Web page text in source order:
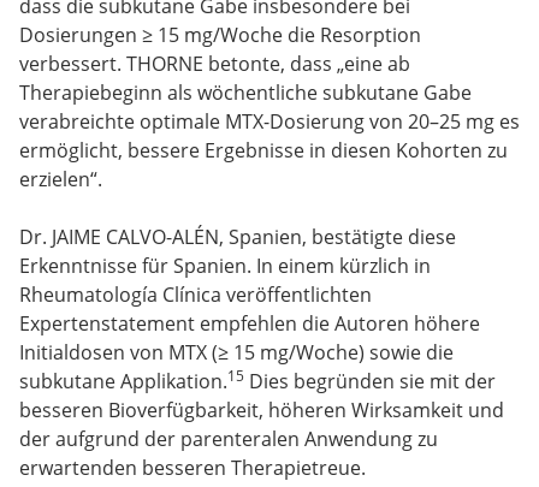
dass die subkutane Gabe insbesondere bei
Dosierungen ≥ 15 mg/Woche die Resorption
verbessert. THORNE betonte, dass „eine ab
Therapiebeginn als wöchentliche subkutane Gabe
verabreichte optimale MTX-Dosierung von 20–25 mg es
ermöglicht, bessere Ergebnisse in diesen Kohorten zu
erzielen“.
Dr. JAIME CALVO-ALÉN, Spanien, bestätigte diese
Erkenntnisse für Spanien. In einem kürzlich in
Rheumatología Clínica veröffentlichten
Expertenstatement empfehlen die Autoren höhere
Initialdosen von MTX (≥ 15 mg/Woche) sowie die
subkutane Applikation.15 Dies begründen sie mit der
besseren Bioverfügbarkeit, höheren Wirksamkeit und
der aufgrund der parenteralen Anwendung zu
erwartenden besseren Therapietreue.